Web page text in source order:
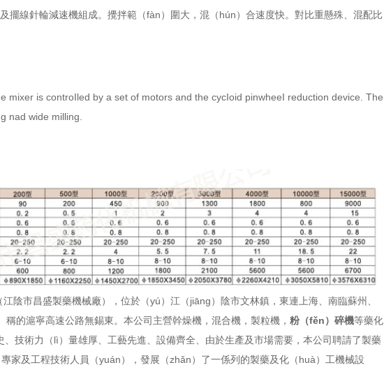
擺線針輪減速機組成。攪拌範（fàn）圍大，混（hún）合速度快。對比重懸殊、混配比
mixer is controIled by a set of motors and the cycIoid pinwheeI reduction device. The
nad wide milling.
（江陰市昌盛製藥機械廠），位於（yú）江（jiāng）陰市文林鎮，東連上海、南臨蘇州、
的滬寧高速公路無錫東。本公司主營幹燥機， 混合機 ，製粒機， 粉（fěn）碎機等藥化
技術力（lì）量雄厚、工藝先進、設備齊全、由於生產及市場需要，本公司聘請了製藥
家及工程技術人員（yuán），發展（zhǎn）了一係列的製藥及化（huà）工機械設